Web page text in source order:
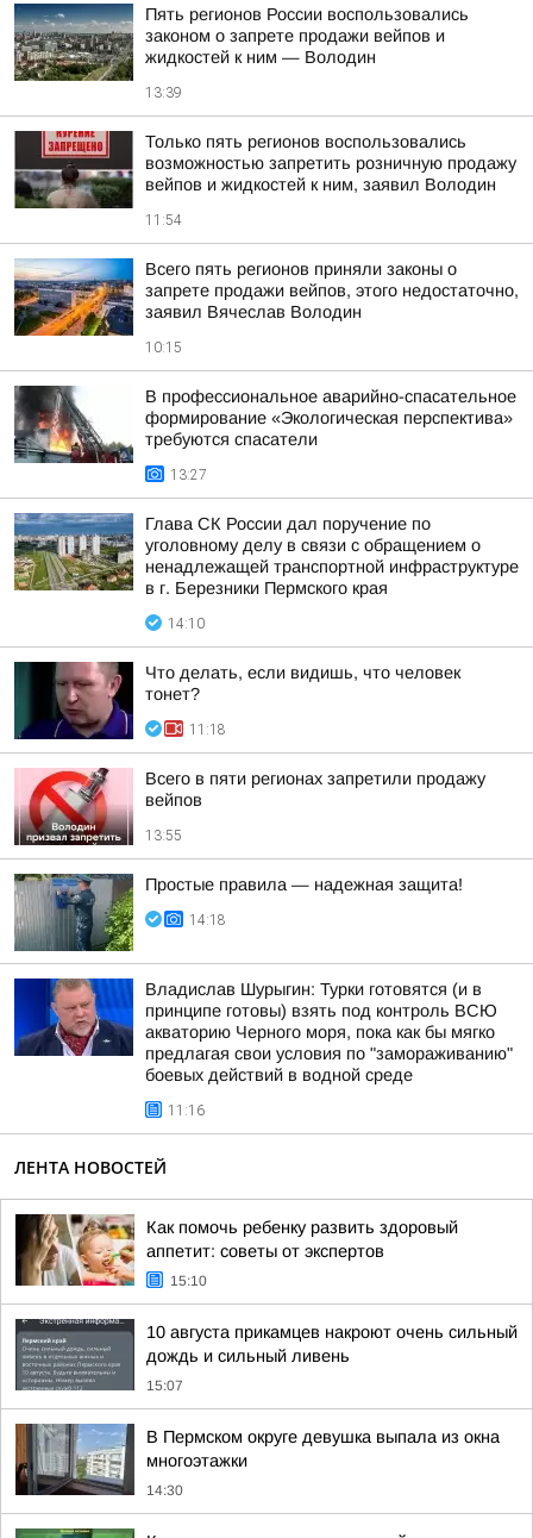
Пять регионов России воспользовались
законом о запрете продажи вейпов и
жидкостей к ним — Володин
13:39
Только пять регионов воспользовались
возможностью запретить розничную продажу
вейпов и жидкостей к ним, заявил Володин
11:54
Всего пять регионов приняли законы о
запрете продажи вейпов, этого недостаточно,
заявил Вячеслав Володин
10:15
В профессиональное аварийно-спасательное
формирование «Экологическая перспектива»
требуются спасатели
13:27
Глава СК России дал поручение по
уголовному делу в связи с обращением о
ненадлежащей транспортной инфраструктуре
в г. Березники Пермского края
14:10
Что делать, если видишь, что человек
тонет?
11:18
Всего в пяти регионах запретили продажу
вейпов
13:55
Простые правила — надежная защита!
14:18
Владислав Шурыгин: Турки готовятся (и в
принципе готовы) взять под контроль ВСЮ
акваторию Черного моря, пока как бы мягко
предлагая свои условия по "замораживанию"
боевых действий в водной среде
11:16
ЛЕНТА НОВОСТЕЙ
Как помочь ребенку развить здоровый
аппетит: советы от экспертов
15:10
10 августа прикамцев накроют очень сильный
дождь и сильный ливень
15:07
В Пермском округе девушка выпала из окна
многоэтажки
14:30